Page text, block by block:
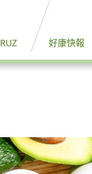
好康快報